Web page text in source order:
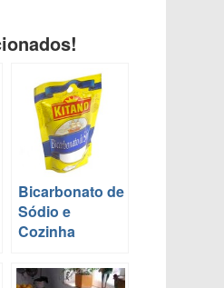
Bicarbonato de
Sódio e
Cozinha